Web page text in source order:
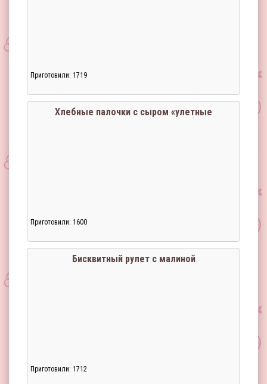
Приготовили: 1719
Хлебные палочки с сыром «улетные
Приготовили: 1600
Бисквитный рулет с малиной
Приготовили: 1712